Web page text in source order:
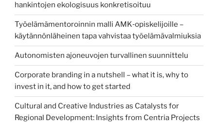
hankintojen ekologisuus konkretisoituu
Työelämämentoroinnin malli AMK‑opiskelijoille –
käytännönläheinen tapa vahvistaa työelämävalmiuksia
Autonomisten ajoneuvojen turvallinen suunnittelu
Corporate branding in a nutshell – what it is, why to
invest in it, and how to get started
Cultural and Creative Industries as Catalysts for
Regional Development: Insights from Centria Projects